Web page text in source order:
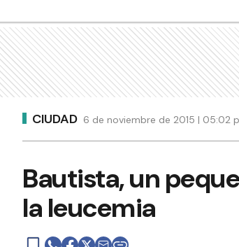
CIUDAD 6 de noviembre de 2015 | 05:02
Bautista, un
la leucemia